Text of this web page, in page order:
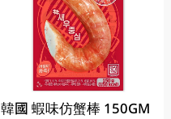
韓國 蝦味仿蟹棒 150GM